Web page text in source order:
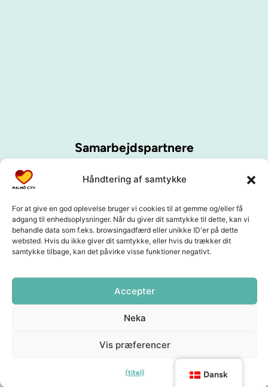
Håndtering af samtykke
For at give en god oplevelse bruger vi cookies til at gemme og/eller få
adgang til enhedsoplysninger. Når du giver dit samtykke til dette, kan vi
behandle data som f.eks. browsingadfærd eller unikke ID'er på dette
websted. Hvis du ikke giver dit samtykke, eller hvis du trækker dit
samtykke tilbage, kan det påvirke visse funktioner negativt.
Accepter
Neka
Vis præferencer
{titel}
Samarbejdspartnere
Dansk